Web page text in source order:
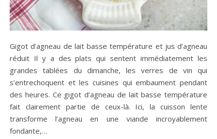
Gigot d’agneau de lait basse température et jus d’agneau
réduit Il y a des plats qui sentent immédiatement les
grandes tablées du dimanche, les verres de vin qui
s’entrechoquent et les cuisines qui embaument pendant
des heures. Ce gigot d’agneau de lait basse température
fait clairement partie de ceux-là. Ici, la cuisson lente
transforme l’agneau en une viande incroyablement
fondante,…